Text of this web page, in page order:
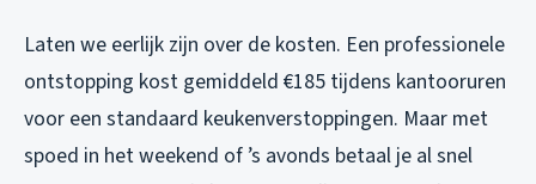
Laten we eerlijk zijn over de kosten. Een professionele
ontstopping kost gemiddeld €185 tijdens kantooruren
voor een standaard keukenverstoppingen. Maar met
spoed in het weekend of ’s avonds betaal je al snel